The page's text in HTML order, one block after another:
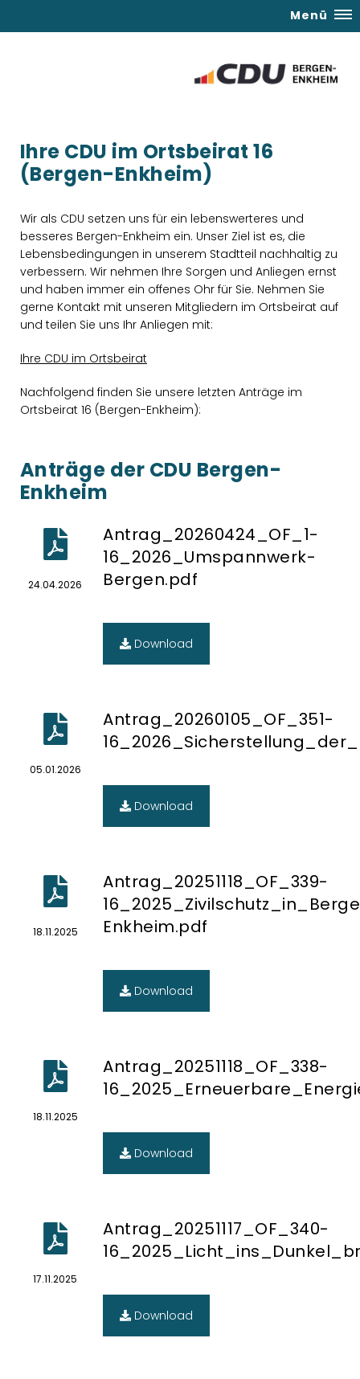
Menü
Ihre CDU im Ortsbeirat 16
(Bergen-Enkheim)
Wir als CDU setzen uns für ein lebenswerteres und
besseres Bergen-Enkheim ein. Unser Ziel ist es, die
Lebensbedingungen in unserem Stadtteil nachhaltig zu
verbessern. Wir nehmen Ihre Sorgen und Anliegen ernst
und haben immer ein offenes Ohr für Sie. Nehmen Sie
gerne Kontakt mit unseren Mitgliedern im Ortsbeirat auf
und teilen Sie uns Ihr Anliegen mit:
Ihre CDU im Ortsbeirat
Nachfolgend finden Sie unsere letzten Anträge im
Ortsbeirat 16 (Bergen-Enkheim):
Anträge der CDU Bergen-
Enkheim
24.04.2026
Antrag_20260424_OF_1-
16_2026_Umspannwerk-
Bergen.pdf
Download
05.01.2026
Antrag_20260105_OF_351-
Download
18.11.2025
Antrag_20251118_OF_339-
Enkheim.pdf
Download
18.11.2025
Antrag_20251118_OF_338-
Download
17.11.2025
Antrag_20251117_OF_340-
Download